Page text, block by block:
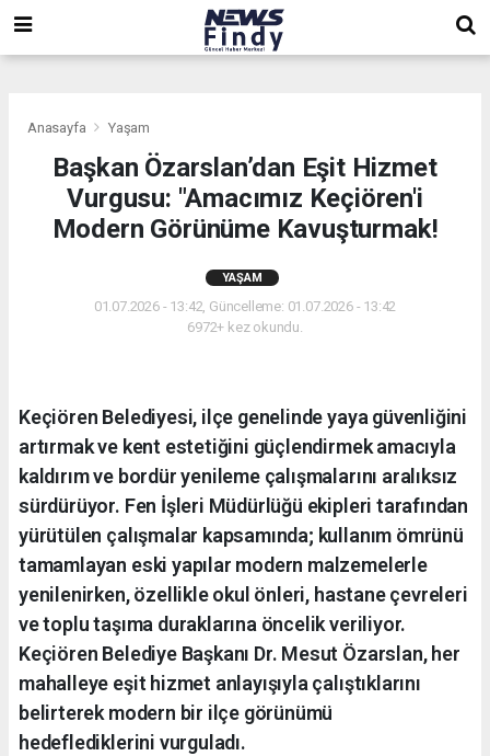
Anasayfa Yaşam
Başkan Özarslan’dan Eşit Hizmet
Vurgusu: "Amacımız Keçiören'i
Modern Görünüme Kavuşturmak!
YAŞAM
01.07.2026 - 13:42, Güncelleme: 01.07.2026 - 13:42
6972+ kez okundu.
Keçiören Belediyesi, ilçe genelinde yaya güvenliğini
artırmak ve kent estetiğini güçlendirmek amacıyla
kaldırım ve bordür yenileme çalışmalarını aralıksız
sürdürüyor. Fen İşleri Müdürlüğü ekipleri tarafından
yürütülen çalışmalar kapsamında; kullanım ömrünü
tamamlayan eski yapılar modern malzemelerle
yenilenirken, özellikle okul önleri, hastane çevreleri
ve toplu taşıma duraklarına öncelik veriliyor.
Keçiören Belediye Başkanı Dr. Mesut Özarslan, her
mahalleye eşit hizmet anlayışıyla çalıştıklarını
belirterek modern bir ilçe görünümü
hedeflediklerini vurguladı.